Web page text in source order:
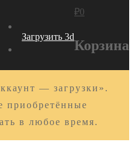
Загрузить 3d
₽0
Корзина
— загрузки».
приобретённые
в любое время.